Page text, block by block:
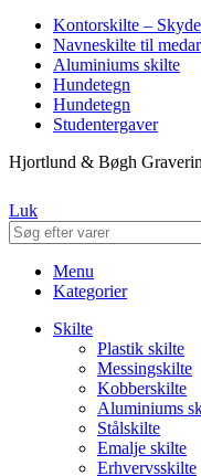
Kontorskilte –
Navneskilte til
Aluminiums skilte
Hundetegn
Hundetegn
Studentergaver
Hjortlund & Bøgh
Luk
Menu
Kategorier
Skilte
Plastik skilte
Messingskilte
Kobberskilte
Aluminiums
Stålskilte
Emalje skilte
Erhvervsskilte